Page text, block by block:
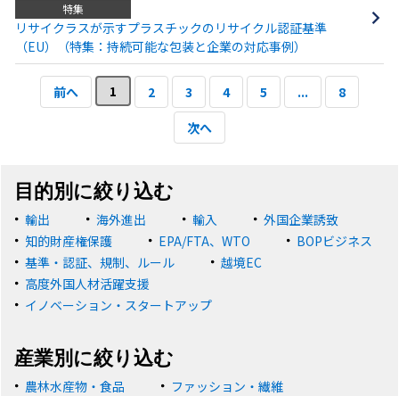
特集
リサイクラスが示すプラスチックのリサイクル認証基準
（EU）（特集：持続可能な包装と企業の対応事例）
前へ 1 2 3 4 5 ...
8
次へ
目的別に絞り込む
輸出 海外進出 輸入
外国企業誘致
知的財産権保護
EPA/FTA、WTO
BOPビジネス
基準・認証、規制、ルール
越境EC
高度外国人材活躍支援
イノベーション・スタートアップ
産業別に絞り込む
農林水産物・食品
ファッション・繊維